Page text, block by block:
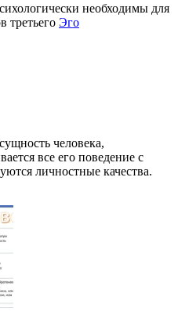
необходимы для
третьего Эго
человека,
все его поведение с
личностные качества.